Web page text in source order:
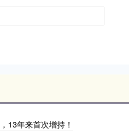
13年来首次增持！